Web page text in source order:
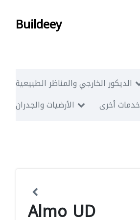
Buildeey
الديكور الخارجي والمناظر الطبيعية
الأرضيات والجدران
خدمات أخرى
Almo UD